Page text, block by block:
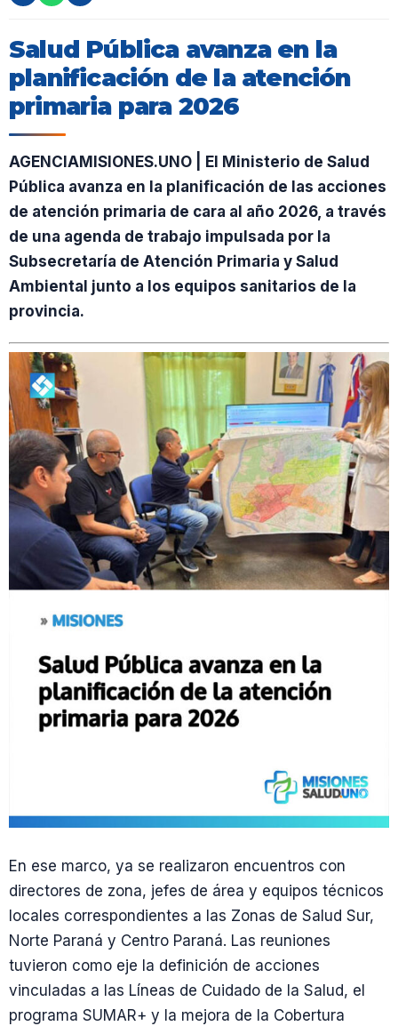
Salud Pública avanza en la
planificación de la atención
primaria para 2026
AGENCIAMISIONES.UNO | El Ministerio de Salud
Pública avanza en la planificación de las acciones
de atención primaria de cara al año 2026, a través
de una agenda de trabajo impulsada por la
Subsecretaría de Atención Primaria y Salud
Ambiental junto a los equipos sanitarios de la
provincia.
En ese marco, ya se realizaron encuentros con
directores de zona, jefes de área y equipos técnicos
locales correspondientes a las Zonas de Salud Sur,
Norte Paraná y Centro Paraná. Las reuniones
tuvieron como eje la definición de acciones
vinculadas a las Líneas de Cuidado de la Salud, el
programa SUMAR+ y la mejora de la Cobertura